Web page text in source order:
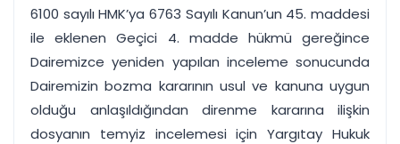
6100 sayılı HMK’ya 6763 Sayılı Kanun’un 45. maddesi
ile eklenen Geçici 4. madde hükmü gereğince
Dairemizce yeniden yapılan inceleme sonucunda
Dairemizin bozma kararının usul ve kanuna uygun
olduğu anlaşıldığından direnme kararına ilişkin
dosyanın temyiz incelemesi için Yargıtay Hukuk